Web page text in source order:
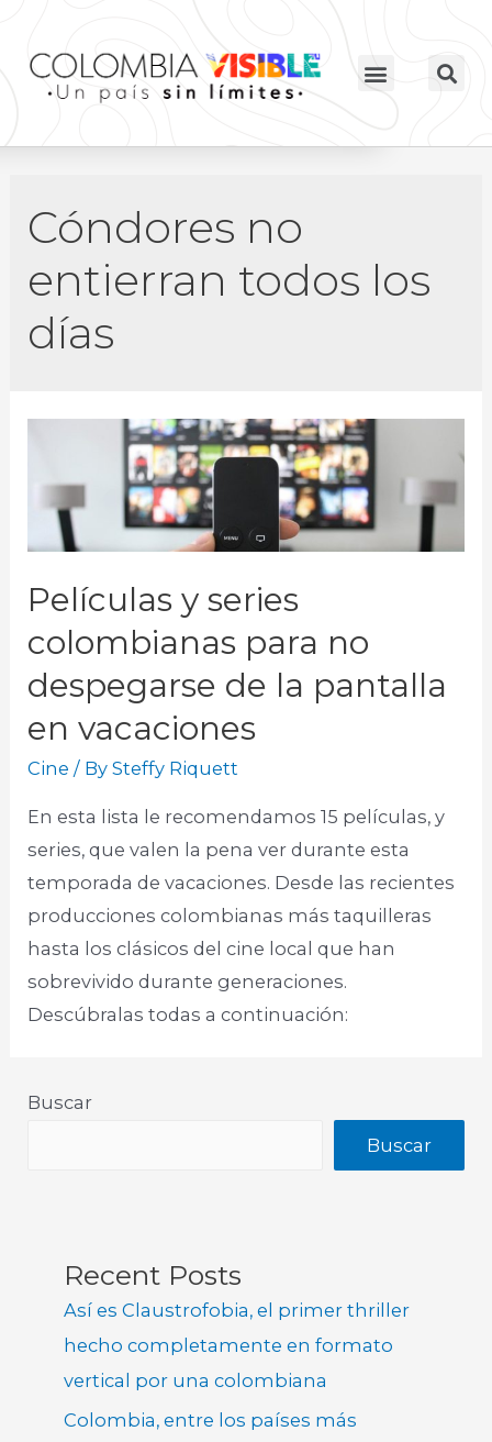
Cóndores no
entierran todos los
días
Películas y series
colombianas para no
despegarse de la pantalla
en vacaciones
Cine / BySteffy Riquett
En esta lista le recomendamos 15 películas, y
series, que valen la pena ver durante esta
temporada de vacaciones. Desde las recientes
producciones colombianas más taquilleras
hasta los clásicos del cine local que han
sobrevivido durante generaciones.
Descúbralas todas a continuación:​
Buscar
Buscar
Recent Posts
Así es Claustrofobia, el primer thriller
hecho completamente en formato
vertical por una colombiana
Colombia, entre los países más